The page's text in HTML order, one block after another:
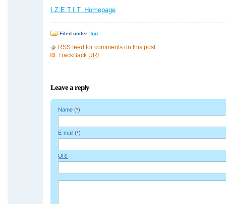
I.Z.E.T.I.T. Homepage
Filed under: fun
RSS feed for comments on this post
TrackBack URI
Leave a reply
Name (*)
E-mail (*)
URI